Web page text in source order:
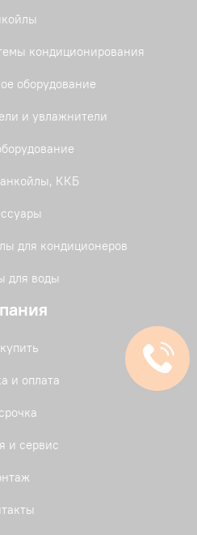
кондиционирования
оборудование
и увлажнители
ККБ
для кондиционеров
для воды
и оплата
и сервис